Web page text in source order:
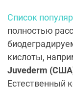
Список
полностью
кислоты,
Juvederm
Естественный